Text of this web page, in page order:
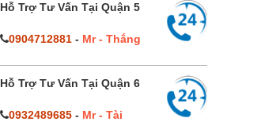
Hỗ Trợ Tư Vấn Tại Quận 5
0904712881- Mr - Thắng
Hỗ Trợ Tư Vấn Tại Quận 6
0932489685- Mr - Tài